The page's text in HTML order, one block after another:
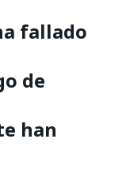
fallado
de
han